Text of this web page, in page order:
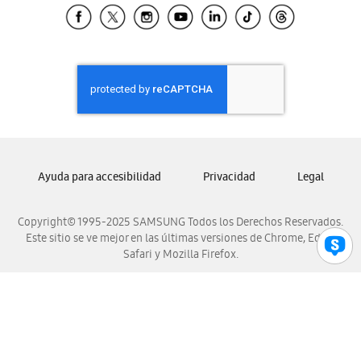
Samsung El Salvador
Samsung Honduras
Samsung Nicaragua
Samsung Panamá
Samsung Venezuela
Copyright© 1995-2025 SAMSUNG Todos los Derechos Reservados.
Este sitio se ve mejor en las últimas versiones de Chrome, Edge,
Safari y Mozilla Firefox.
Ayuda para accesibilidad Privacidad Legal